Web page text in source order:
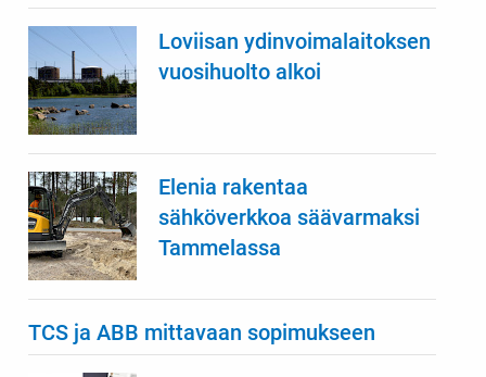
Loviisan ydinvoimalaitoksen
vuosihuolto alkoi
Elenia rakentaa
sähköverkkoa säävarmaksi
Tammelassa
TCS ja ABB mittavaan sopimukseen